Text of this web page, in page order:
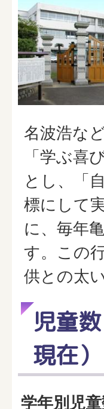
名波浩な
「学ぶ喜
とし、「
標にして
に、毎年
す。この
供との太
児童
現在）
学年別児